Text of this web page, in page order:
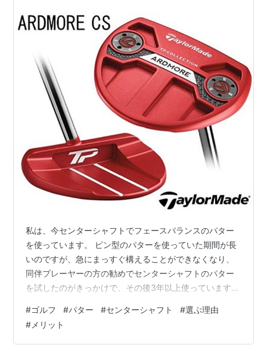
私は、今センターシャフトでフェースバランスのパター
を使っています。 ピン型のパターを使っていた期間が長
いのですが、急にまっすぐ構えることができなくなり、
同伴プレーヤーの方の勧めでセンターシャフトのパター
を試したのがきっかけで、その後3年以上使っています。
ースバランス）を選んだ3つの理由 ①ボールに対してま
っすぐ構えやすい センターシャフトのパターだとシャフ
トとクラブの芯が一直線になるため、構えやすくボール
#ゴルフ #パター #センターシャフト #選ぶ理由
# メリット